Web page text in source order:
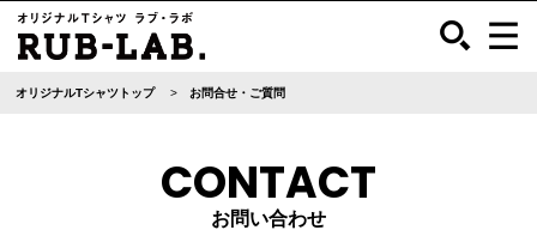
オリジナルTシャツトップ お問合せ・ご質問
CONTACT
お問い合わせ